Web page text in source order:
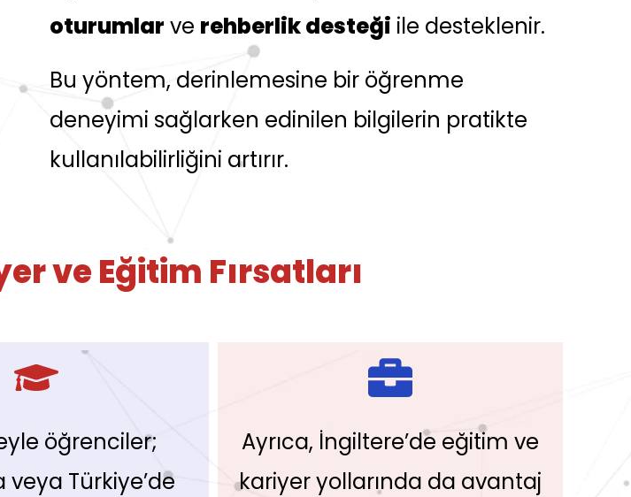
oturumlar ve rehberlik desteği ile desteklenir.
Bu yöntem, derinlemesine bir öğrenme
deneyimi sağlarken edinilen bilgilerin pratikte
kullanılabilirliğini artırır.
ve Eğitim Fırsatları
öğrenciler;
veya Türkiye’de
Ayrıca, İngiltere’de eğitim ve
kariyer yollarında da avantaj